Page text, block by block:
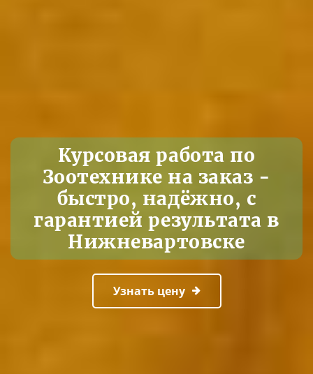
Курсовая работа по
Зоотехнике на заказ -
быстро, надёжно, с
гарантией результата в
Нижневартовске
Узнать цену